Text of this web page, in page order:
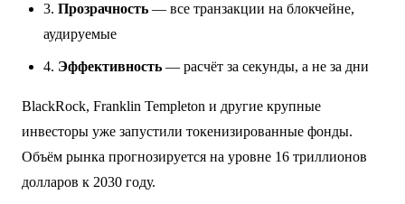
3. Прозрачность — все транзакции на блокчейне,
аудируемые
4. Эффективность — расчёт за секунды, а не за дни
BlackRock, Franklin Templeton и другие крупные
инвесторы уже запустили токенизированные фонды.
Объём рынка прогнозируется на уровне 16 триллионов
долларов к 2030 году.